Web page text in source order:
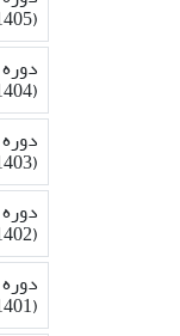
(1405)
(1404)
(1403)
(1402)
(1401)